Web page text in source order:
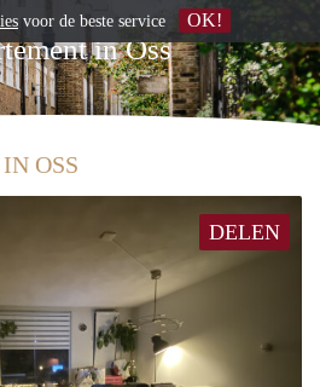
in Oss
IN OSS
DELEN
voor de beste service OK!